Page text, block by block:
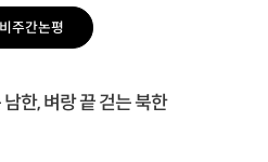
주간논평
한, 벼랑 끝 걷는 북한